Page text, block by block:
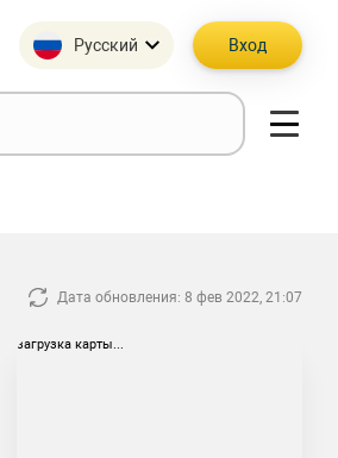
Русский Вход
Дата обновления: 8 фев 2022, 21:07
загрузка карты...